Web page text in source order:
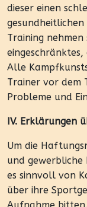
dieser einen
Training
Alle
Trainer vor dem
Probleme und
IV. Erklärungen
Um die
und
es sinnvoll von
über ihre